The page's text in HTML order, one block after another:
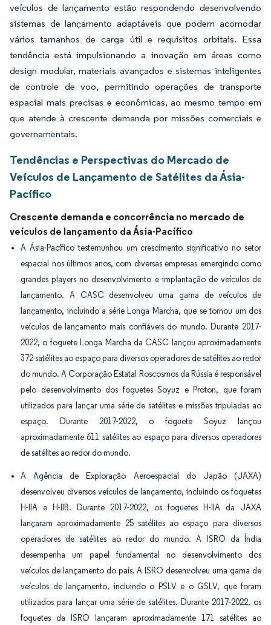
veículos de lançamento estão respondendo desenvolvendo
sistemas de lançamento adaptáveis que podem acomodar
vários tamanhos de carga útil e requisitos orbitais. Essa
tendência está impulsionando a inovação em áreas como
design modular, materiais avançados e sistemas inteligentes
de controle de voo, permitindo operações de transporte
espacial mais precisas e econômicas, ao mesmo tempo em
que atende à crescente demanda por missões comerciais e
governamentais.
Tendências e Perspectivas do Mercado de
Veículos de Lançamento de Satélites da Ásia-
Pacífico
Crescente demanda e concorrência no mercado de
veículos de lançamento da Ásia-Pacífico
A Ásia-Pacífico testemunhou um crescimento significativo no setor
espacial nos últimos anos, com diversas empresas emergindo como
grandes players no desenvolvimento e implantação de veículos de
lançamento. A CASC desenvolveu uma gama de veículos de
lançamento, incluindo a série Longa Marcha, que se tornou um dos
veículos de lançamento mais confiáveis do mundo. Durante 2017-
2022, o foguete Longa Marcha da CASC lançou aproximadamente
372 satélites ao espaço para diversos operadores de satélites ao redor
do mundo. A Corporação Estatal Roscosmos da Rússia é responsável
pelo desenvolvimento dos foguetes Soyuz e Proton, que foram
utilizados para lançar uma série de satélites e missões tripuladas ao
espaço. Durante 2017-2022, o foguete Soyuz lançou
aproximadamente 611 satélites ao espaço para diversos operadores
de satélites ao redor do mundo.
A Agência de Exploração Aeroespacial do Japão (JAXA)
desenvolveu diversos veículos de lançamento, incluindo os foguetes
H-IIA e H-IIB. Durante 2017-2022, os foguetes H-IIA da JAXA
lançaram aproximadamente 25 satélites ao espaço para diversos
operadores de satélites ao redor do mundo. A ISRO da Índia
desempenha um papel fundamental no desenvolvimento dos
veículos de lançamento do país. A ISRO desenvolveu uma gama de
veículos de lançamento, incluindo o PSLV e o GSLV, que foram
utilizados para lançar uma série de satélites. Durante 2017-2022, os
foguetes da ISRO lançaram aproximadamente 171 satélites ao